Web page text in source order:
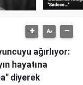
ağırlıyor:
hayatına
diyerek